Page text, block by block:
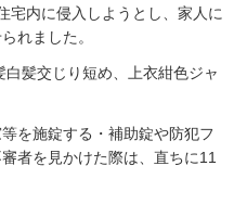
宅内に侵入しようとし、家人に
れました。
髪交じり短め、上衣紺色ジャ
を施錠する・補助錠や防犯フ
者を見かけた際は、直ちに11